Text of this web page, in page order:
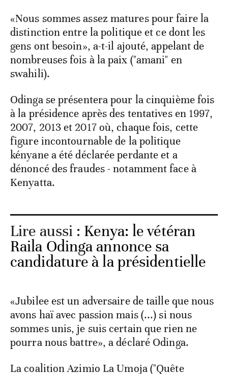
«Nous sommes assez matures pour faire la
distinction entre la politique et ce dont les
gens ont besoin», a-t-il ajouté, appelant de
nombreuses fois à la paix ("amani" en
swahili).
Odinga se présentera pour la cinquième fois
à la présidence après des tentatives en 1997,
2007, 2013 et 2017 où, chaque fois, cette
figure incontournable de la politique
kényane a été déclarée perdante et a
dénoncé des fraudes - notamment face à
Kenyatta.
Lire aussi : Kenya: le vétéran
Raila Odinga annonce sa
candidature à la présidentielle
«Jubilee est un adversaire de taille que nous
avons haï avec passion mais (...) si nous
sommes unis, je suis certain que rien ne
pourra nous battre», a déclaré Odinga.
La coalition Azimio La Umoja ("Quête